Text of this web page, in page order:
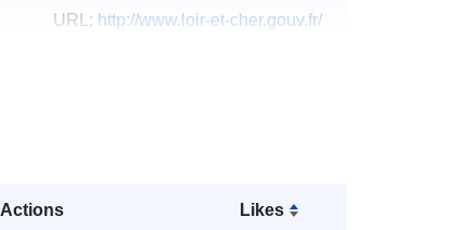
Actions Likes
URL: http://www.loir-et-cher.gouv.fr/
Koordinati: